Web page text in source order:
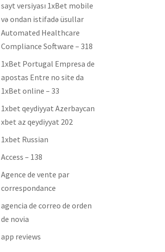
sayt versiyası 1xBet mobile
və ondan istifadə üsullar
Automated Healthcare
Compliance Software – 318
1xBet Portugal Empresa de
apostas Entre no site da
1xBet online – 33
1xbet qeydiyyat Azerbaycan
xbet az qeydiyyat 202
1xbet Russian
Access – 138
Agence de vente par
correspondance
agencia de correo de orden
de novia
app reviews